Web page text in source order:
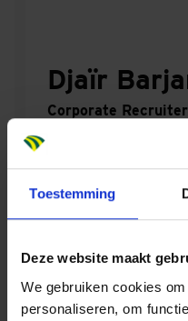
Toestemming
Deze website maakt
We gebruiken cookies
personaliseren, om
Djaïr
Corporate
Infra
Contacteer
Bel mij 06
Dura Vermeer